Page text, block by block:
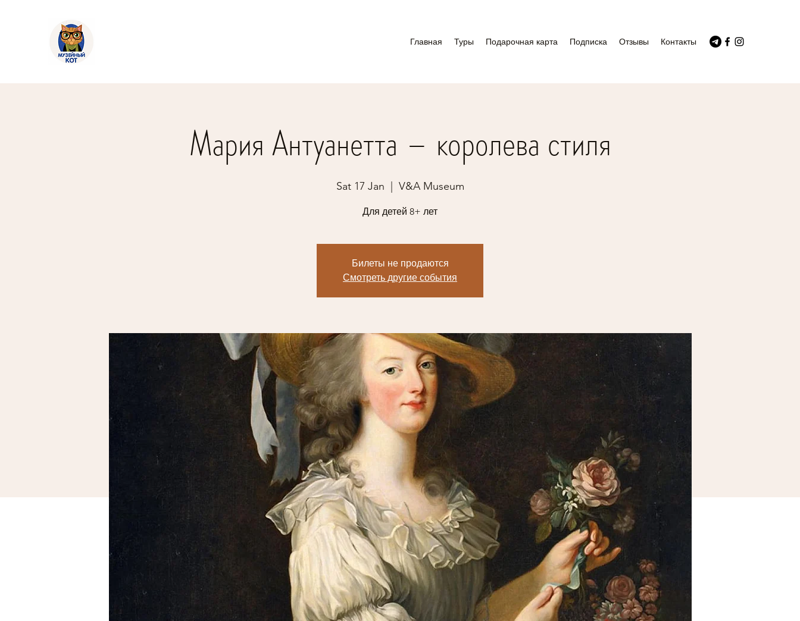
Главная Туры Подарочная карта Подписка Отзывы Контакты
Мария Антуанетта – королева стиля
Sat 17 Jan V&A Museum
Для детей 8+ лет
Билеты не продаются
Смотреть другие события